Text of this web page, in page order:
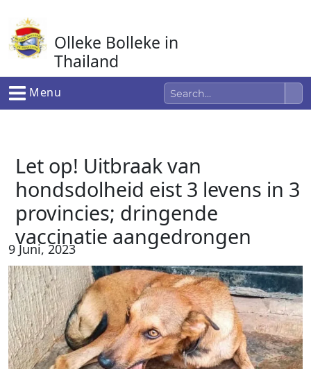
naar
de
inhoud
Olleke Bolleke in
Thailand
In Thailand
Menu
Let op! Uitbraak van
hondsdolheid eist 3 levens in 3
provincies; dringende
vaccinatie aangedrongen
9 Juni, 2023